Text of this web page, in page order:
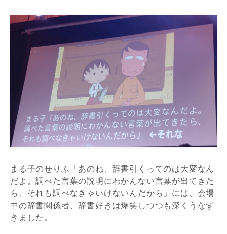
まる子のせりふ「あのね、辞書引くってのは大変なん
だよ。調べた言葉の説明にわかんない言葉が出てきた
ら、それも調べなきゃいけないんだから」には、会場
中の辞書関係者、辞書好きは爆笑しつつも深くうなず
きました。